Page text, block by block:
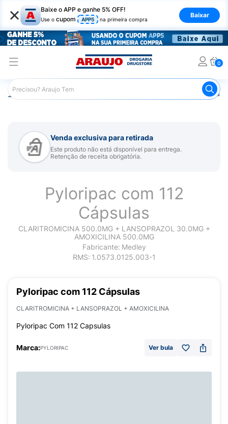
× Baixe o APP e ganhe 5% OFF!
Use o cupom APP5 na primeira compra
Baixar
0
Araujo Medicamentos Remédio para o Estômago e
Venda exclusiva para retirada
Este produto não está disponível para entrega.
Retenção de receita obrigatória.
Pyloripac com 112
Cápsulas
CLARITROMICINA 500.0MG + LANSOPRAZOL 30.0MG +
AMOXICILINA 500.0MG
Fabricante: Medley
RMS: 1.0573.0125.003-1
Pyloripac com 112 Cápsulas
CLARITROMICINA + LANSOPRAZOL + AMOXICILINA
Pyloripac Com 112 Capsulas
Marca:PYLORIPAC Ver bula